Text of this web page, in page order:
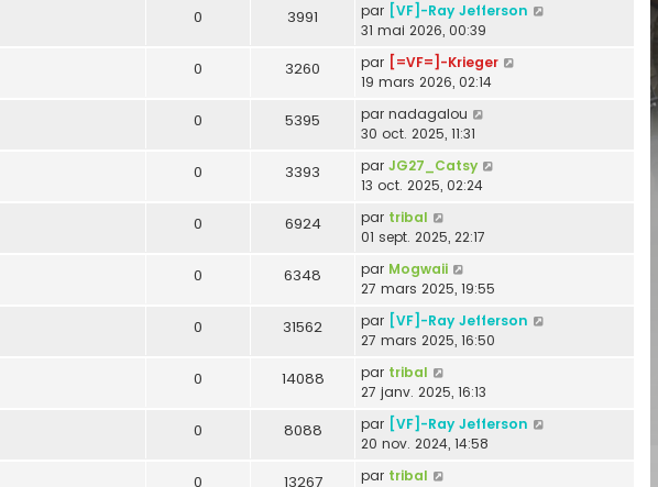
0 3991 par [VF]-Ray Jefferson
31 mai 2026, 00:39
0 3260 par [=VF=]-Krieger
19 mars 2026, 02:14
0 5395 par nadagalou
30 oct. 2025, 11:31
0 3393 par JG27_Catsy
13 oct. 2025, 02:24
0 6924 par tribal
01 sept. 2025, 22:17
0 6348 par Mogwaii
27 mars 2025, 19:55
0 31562 par [VF]-Ray Jefferson
27 mars 2025, 16:50
0 14088 par tribal
27 janv. 2025, 16:13
0 8088 par [VF]-Ray Jefferson
20 nov. 2024, 14:58
0 13267 par tribal